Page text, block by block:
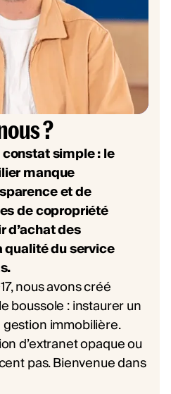
?
constat simple : le
manque
et de
de copropriété
d’achat des
du service
nous avons créé
boussole : instaurer un
immobilière.
d’extranet opaque ou
pas. Bienvenue dans